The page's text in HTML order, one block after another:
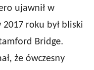
ujawnił w
roku był bliski
Bridge.
że ówczesny